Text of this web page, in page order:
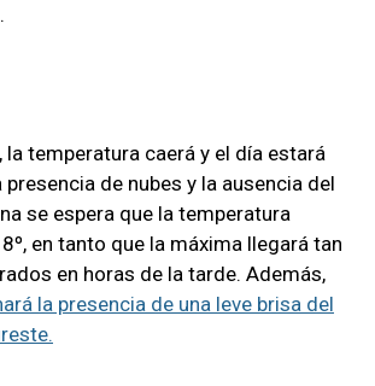
la temperatura caerá y el día estará
de nubes y la ausencia del
se espera que la temperatura
en tanto que la máxima llegará tan
en horas de la tarde. Además,
la presencia de una leve brisa del